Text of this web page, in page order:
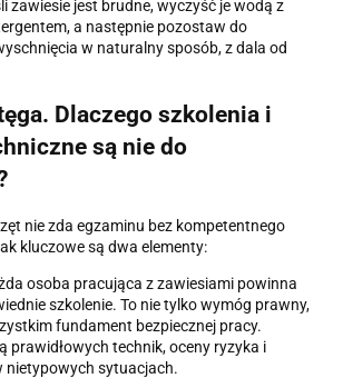
zawiesie jest brudne, wyczyść je wodą z
a następnie pozostaw do
w naturalny sposób, z dala od
Dlaczego szkolenia i
są nie do
nie zda egzaminu bez kompetentnego
kluczowe są dwa elementy:
osoba pracująca z zawiesiami powinna
szkolenie. To nie tylko wymóg prawny,
fundament bezpiecznej pracy.
prawidłowych technik, oceny ryzyka i
nietypowych sytuacjach.